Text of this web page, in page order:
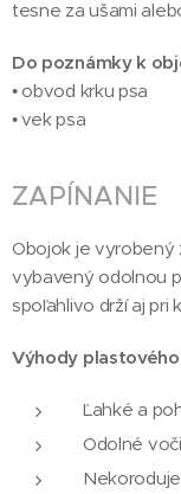
tesne za ušami
Do poznámky k
• obvod krku psa
• vek psa
ZAPÍNANIE
Obojok je vyrobený
vybavený odolnou
spoľahlivo drží aj pri
Výhody plastového
Ľahké a
Odolné